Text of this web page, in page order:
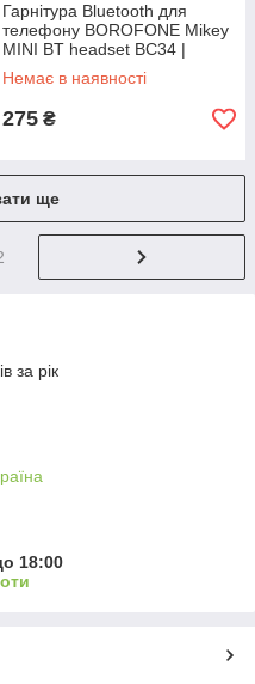
Гарнітура Bluetooth для
телефону BOROFONE Mikey
MINI BT headset BC34 |
BT5.0, 40mAh | Чорний
Немає в наявності
275 ₴
ще
за рік
18:00